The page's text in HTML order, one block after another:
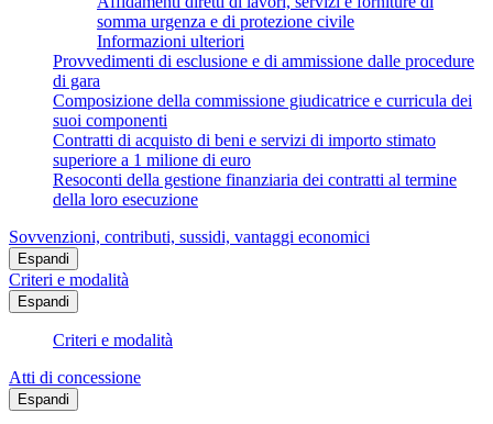
somma urgenza e di protezione civile
Informazioni ulteriori
Provvedimenti di esclusione e di ammissione dalle procedure
di gara
Composizione della commissione giudicatrice e curricula dei
suoi componenti
Contratti di acquisto di beni e servizi di importo stimato
superiore a 1 milione di euro
Resoconti della gestione finanziaria dei contratti al termine
della loro esecuzione
Sovvenzioni, contributi, sussidi, vantaggi economici
Espandi
Criteri e modalità
Espandi
Criteri e modalità
Atti di concessione
Espandi